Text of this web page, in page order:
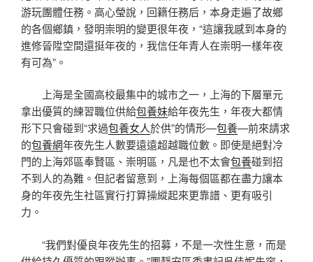
游玩團體任務。高心瑩說，回籍任務后，本身走遍了故鄉
的各個鄉鎮，發明崇明的變更很年夜，“這讓我感到本身的
進修晉陞空間還挺年夜的，我信任年青人在崇明一樣年夜
有可為”。
上海是全國高校最集中的城市之一，上海的下層單元
拿出優質的練習職位供給包養妹給年夜先生，年夜大都情
形下只會碰到“求過包養女人於供”的情形—包養—前來請求
的包養網年夜先生人數要遠遠超越職位數。即使是絕對冷
門的上海郊區奉賢區、崇明區，凡是也不太會包養碰到招
不到人的為難。但記者留意到，上海每個區都在盡力讓本
身的年夜先生社區實行打算操縱起來更靠譜、更有吸引
力。
“我們對優良年夜先生的招募，不是一次性生意，而是